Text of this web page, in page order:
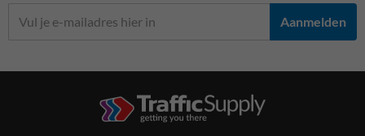
Aanmelden